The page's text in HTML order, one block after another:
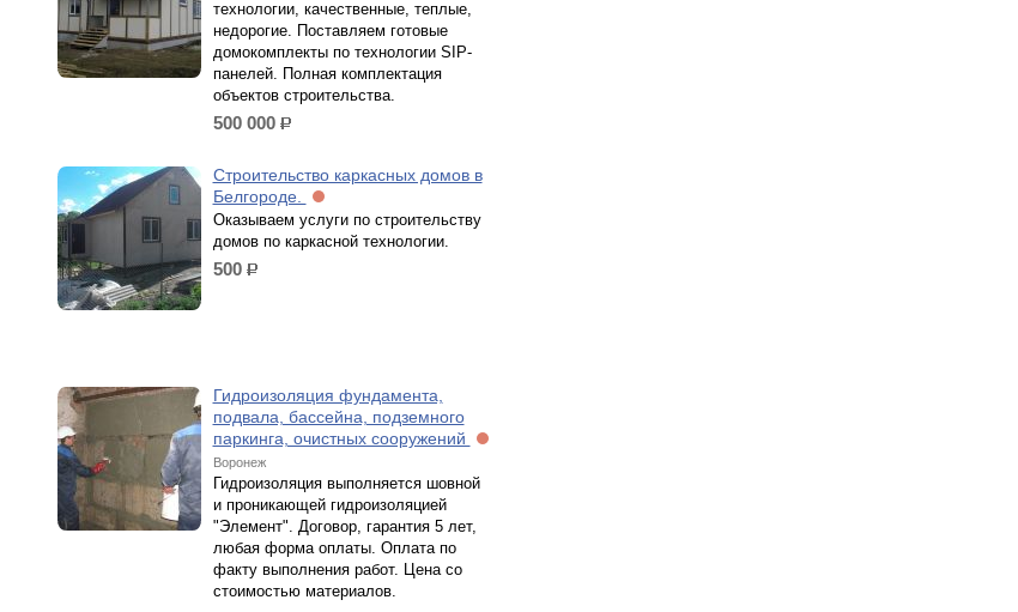
технологии, качественные, теплые,
недорогие. Поставляем готовые
домокомплекты по технологии SIP-
панелей. Полная комплектация
объектов строительства.
500 000 р.
Строительство каркасных домов в
Белгороде.
Оказываем услуги по строительству
домов по каркасной технологии.
500 р.
Гидроизоляция фундамента,
подвала, бассейна, подземного
паркинга, очистных сооружений
Воронеж
Гидроизоляция выполняется шовной
и проникающей гидроизоляцией
"Элемент". Договор, гарантия 5 лет,
любая форма оплаты. Оплата по
факту выполнения работ. Цена со
стоимостью материалов.